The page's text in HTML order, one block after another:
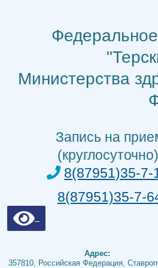
содержимому
Министерства
Запись на
8(87951)35-7-
8(87951)35-7-
Адрес:
357810, Российская Федерация,